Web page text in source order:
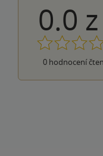
0.0 z
0 hodnocení